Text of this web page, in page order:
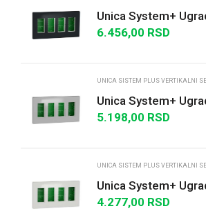
Unica System+
četiri kolone antracit
6.456,00 RSD
UNICA SISTEM PLUS VERTIKALNI
Unica System+
četiri kolone
5.198,00 RSD
UNICA SISTEM PLUS VERTIKALNI
Unica System+
četiri kolone bela
4.277,00 RSD